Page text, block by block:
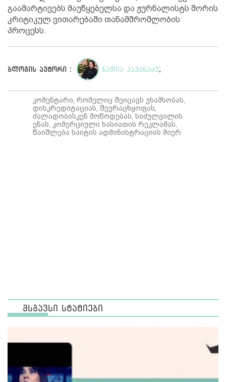
გაამარტივებს მაუწყებელსა და ჟურნალისტს შორის
კრიტიკულ ვითარებაში თანამშრომლობის
პროცესს.
ბლოგის ავტორი : ნათია კაპანაძე ;
კომენტარი, რომელიც შეიცავს უხამსობას,
დისკრედიტაციას, შეურაცხყოფას,
ძალადობისკენ მოწოდებას, სიძულვილის
ენას, კომერციული ხასიათის რეკლამას,
წაიშლება საიტის ადმინისტრაციის მიერ
მსგავსი სტატიები